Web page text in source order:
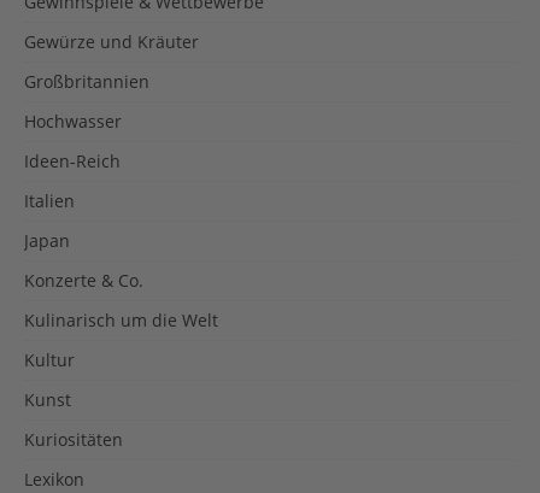
Gewürze und Kräuter
Großbritannien
Hochwasser
Ideen-Reich
Italien
Japan
Konzerte & Co.
Kulinarisch um die Welt
Kultur
Kunst
Kuriositäten
Lexikon